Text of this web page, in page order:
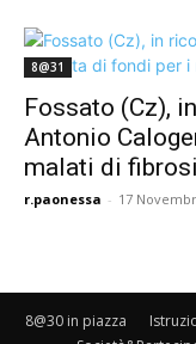
8@31
Fossato (Cz),
Antonio
malati di
r.paonessa - 17
8@30 in piazza